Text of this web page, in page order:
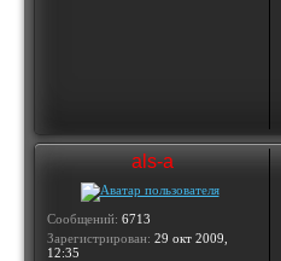
als-a
Сообщений: 6713
Зарегистрирован: 29 окт 2009,
12:35